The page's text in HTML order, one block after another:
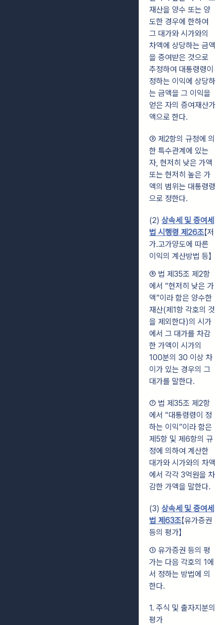
재산을 양수 또는 양
도한 경우에 한하여
그 대가와 시가와의
차액에 상당하는 금액
을 증여받은 것으로
추정하여 대통령령이
정하는 이익에 상당하
는 금액을 그 이익을
얻은 자의 증여재산가
액으로 한다.
③ 제2항의 규정에 의
한 특수관계에 있는
자, 현저히 낮은 가액
또는 현저히 높은 가
액의 범위는 대통령령
으로 정한다.
(2) 상속세 및 증여세
법 시행령 제26조【저
가․고가양도에 따른
이익의 계산방법 등】
⑤ 법 제35조 제2항
에서 “현저히 낮은 가
액”이라 함은 양수한
재산(제1항 각호의 것
을 제외한다)의 시가
에서 그 대가를 차감
한 가액이 시가의
100분의 30 이상 차
이가있는 경우의 그
대가를 말한다.
⑦ 법 제35조 제2항
에서 “대통령령이 정
하는 이익”이라 함은
제5항 및 제6항의 규
정에 의하여 계산한
대가와 시가와의 차액
에서 각각 3억원을 차
감한 가액을 말한다.
(3) 상속세 및 증여세
법 제63조【유가증권
등의 평가】
① 유가증권 등의 평
가는 다음 각호의 1에
서 정하는 방법에 의
한다.
1. 주식 및 출자지분의
평가